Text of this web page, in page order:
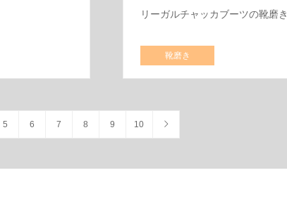
リーガルチャッカブーツの靴磨き
靴磨き
5 6 7 8 9 10